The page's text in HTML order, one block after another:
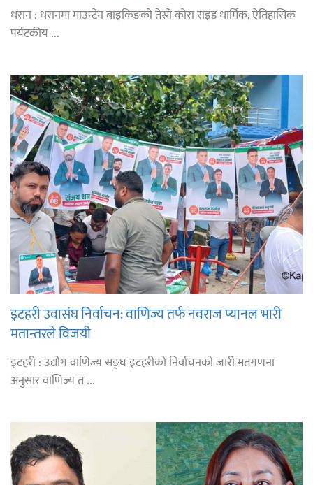
धरान : धरानमा माउन्टेन बाइकिङको तेस्रो कोरा राइड धार्मिक, ऐतिहासिक
पर्यटकीय ...
इटहरी उवासंघ निर्वाचन: वाणिज्य तर्फ नवराज प्यानल भारी
मतान्तरले विजयी
इटहरी : उद्योग वाणिज्य सङ्घ इटहरीको निर्वाचनको जारी मतगणना
अनुसार वाणिज्य त ...